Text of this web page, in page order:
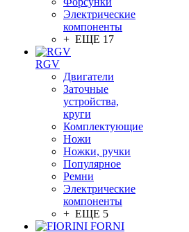
Электрические
компоненты
+ ЕЩЕ 17
RGV
Двигатели
Заточные
устройства,
круги
Комплектующие
Ножи
Ножки, ручки
Популярное
Ремни
Электрические
компоненты
+ ЕЩЕ 5